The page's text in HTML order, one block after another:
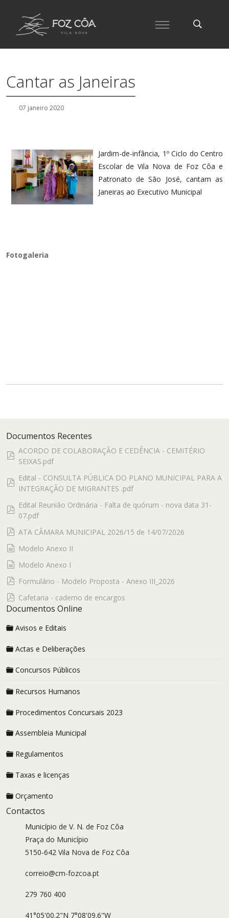
Cantar as Janeiras
07 janeiro 2020
Jardim-de-infância, 1º Ciclo do Centro
Escolar de Vila Nova de Foz Côa e
Patronato de São José, cantam as
Janeiras ao Executivo Municipal
Fotogaleria
Documentos Recentes
pdf
ACORDO DE COLABORAÇÃO E CEDÊNCIA - CEMITÉRIO
SEIXAS.pdf
pdf
Edital - CONSULTA PÚBLICA DO PLANO MUNICIPAL PARA A
INTEGRAÇÃO DE MIGRANTES .pdf
pdf
Edital Reunião Ordinária - Falta de quórum - nova data 31-
07.pdf
pdf
ATA CÂMARA MUNICIPAL 2026/15 de 14/07/2026
documento
Modelo Anexo II
documento
Modelo Anexo I
pdf
Formulário - Modelo Proposta - Anexo III_2026
pdf
Cafetaria - caderno de encargos
Documentos Online
Avisos e Editais
Actas e Deliberações
Concursos Públicos
Recursos Humanos
Procedimentos Concursais 2023
Assembleia Municipal
Regulamentos
Taxas e licenças
Orçamento
Contactos
Município de V. N. de Foz Côa
Praça do Município
5150-642 Vila Nova de Foz Côa
correio@cm-fozcoa.pt
279 760 400
41°05'00.2"N 7°08'09.6"W